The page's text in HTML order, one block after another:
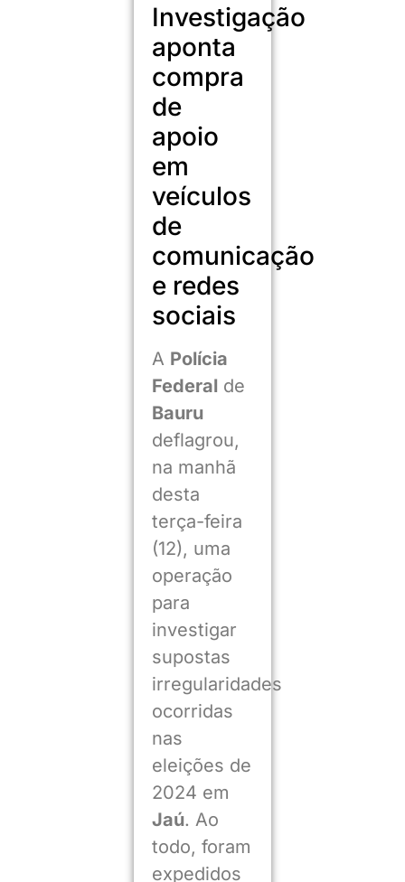
Investigação
aponta
compra
de
apoio
em
veículos
de
comunicação
e redes
sociais
A Polícia
Federal de
Bauru
deflagrou,
na manhã
desta
terça-feira
(12), uma
operação
para
investigar
supostas
irregularidades
ocorridas
nas
eleições de
2024 em
Jaú. Ao
todo, foram
expedidos